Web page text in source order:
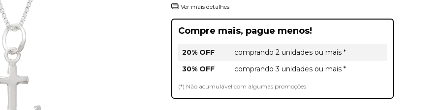
Ver mais detalhes
Compre mais, pague menos!
20% OFF
comprando 2 unidades ou mais *
30% OFF
comprando 3 unidades ou mais *
(*) Não acumulável com algumas promoções